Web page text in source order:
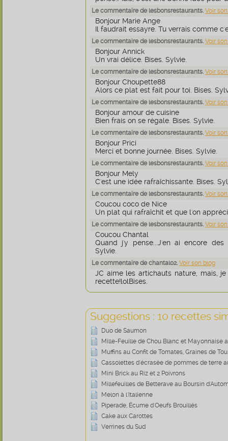
Le commentaire de lesbonsrestaurants. Voir
Bonjour Marie Ange
Il faudrait essayre. Tu verrais comme
Le commentaire de lesbonsrestaurants. Voir
Bonjour Annick
Un vrai délice. Bises. Sylvie.
Le commentaire de lesbonsrestaurants. Voir
Bonjour Choupette88
Alors ce plat est fait pour toi. Bises.
Le commentaire de lesbonsrestaurants. Voir
Bonjour amour de cuisine
Bien frais on se régale. Bises. Sylvie.
Le commentaire de lesbonsrestaurants. Voir
Bonjour Prici
Merci et bonne journée. Bises. Sylvie.
Le commentaire de lesbonsrestaurants. Voir
Bonjour Mely
C'est une idée rafraîchissante. Bises.
Le commentaire de lesbonsrestaurants. Voir
Coucou coco de Nice
Un plat qui rafraîchit et que l'on
Le commentaire de lesbonsrestaurants. Voir
Coucou Chantal
Quand j'y pense...J'en ai encore
Sylvie.
Le commentaire de chantal02. Voir son blog
JC aime les artichauts nature, mais,
recette!lolBises.
Suggestions : 10 recettes
Duo de Saumon
Mille-Feuille de Chou Blanc et Mayonnaise
Muffins au Confit de Tomates, Graines de
Cassolettes d'écrasée de pommes de terre
Mini Brick au Riz et 2 Poivrons
Millefeuilles de Betterave au Boursin
Melon à l'Italienne
Piperade, Écume d'Oeufs Brouillés
Cake aux Carottes
Verrines du Sud